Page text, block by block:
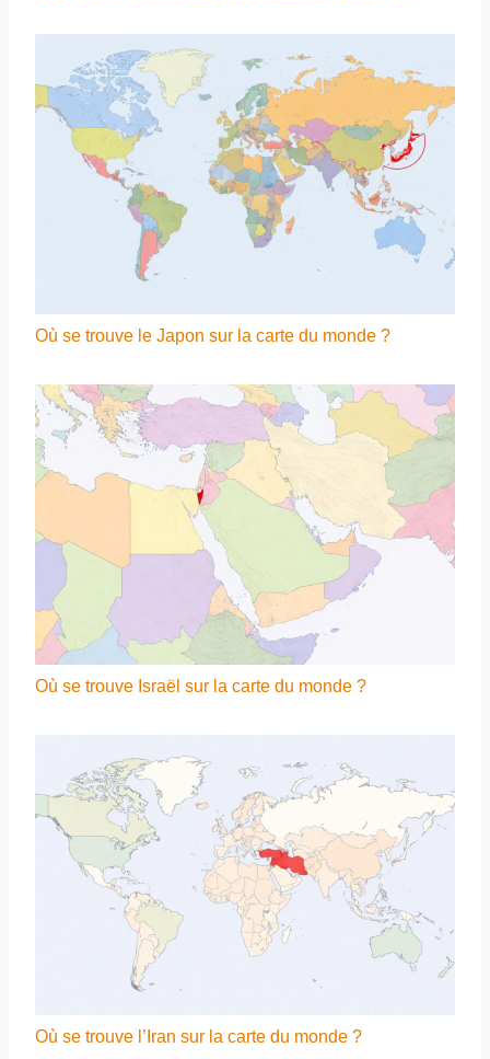
Où se trouve le Japon sur la carte du monde ?
Où se trouve Israël sur la carte du monde ?
Où se trouve l’Iran sur la carte du monde ?